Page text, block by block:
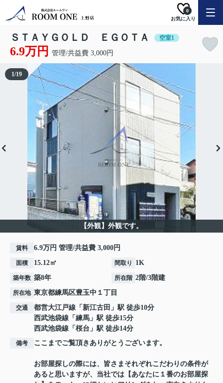
お気に入り
0
ＳＴＡＹＧＯＬＤ ＥＧＯＴＡ 空室1
6.9万円 管理/共益費 3,000円
【外観】外観です。
1/19
賃料 6.9万円 管理/共益費 3,000円
面積 15.12㎡ 間取り 1K
築年数 築8年 所在階 2階/3階建
所在地 東京都練馬区豊玉中 １丁目
交通 都営大江戸線 「 新江古田 」駅 徒歩10分
西武池袋線 「 練馬 」駅 徒歩15分
西武池袋線 「 桜台 」駅 徒歩14分
備考 ここまでご覧頂きありがとうございます。
お部屋探しの際には、皆さまそれぞれこだわりの条件が
あると思いますが、当社では【あなたに１番のお部屋探